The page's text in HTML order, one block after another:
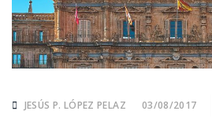
JESÚS P. LÓPEZ PELAZ 03/08/2017